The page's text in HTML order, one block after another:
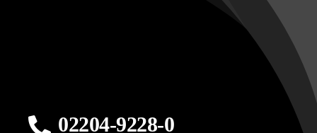
02204-9228-0